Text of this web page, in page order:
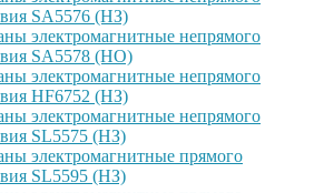
SA5576 (НЗ)
электромагнитные непрямого
SA5578 (НО)
электромагнитные непрямого
HF6752 (НЗ)
электромагнитные непрямого
SL5575 (НЗ)
электромагнитные прямого
SL5595 (НЗ)